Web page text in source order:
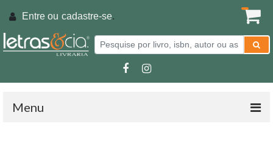
Entre ou cadastre-se.
Menu